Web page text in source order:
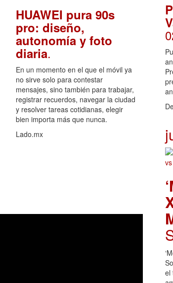
HUAWEI pura 90s
pro: diseño,
autonomía y foto
diaria.
En un momento en el que el móvil ya
no sirve solo para contestar
mensajes, sino también para trabajar,
registrar recuerdos, navegar la ciudad
y resolver tareas cotidianas, elegir
bien importa más que nunca.
Lado.mx
el